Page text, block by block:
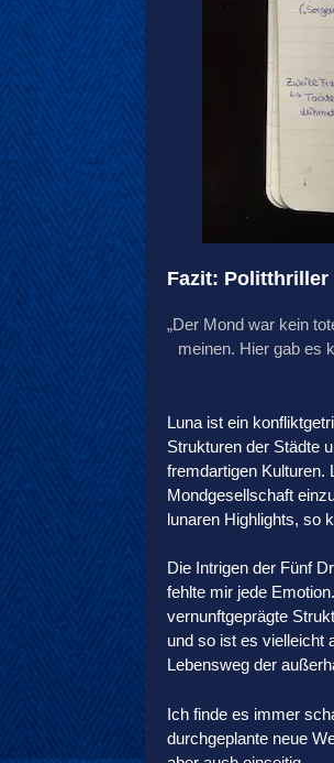
Fazit: Politthriller
„Der Mond war kein
meinen. Hier gab es
Luna ist ein
Strukturen der Städte
fremdartigen Kulturen.
Mondgesellschaft
lunaren Highlights, so
Die Intrigen der Fünf
fehlte mir jede
vernunftgeprägte
und so ist es vielleicht
Lebensweg der
Ich finde es immer
durchgeplante neue